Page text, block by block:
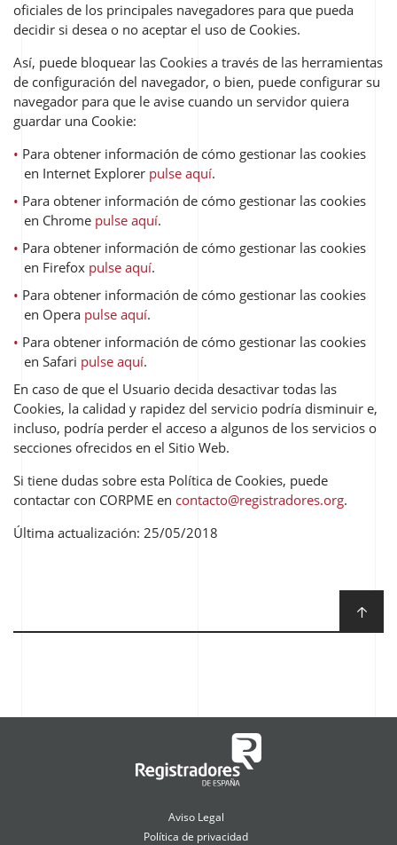
oficiales de los principales navegadores para que pueda
decidir si desea o no aceptar el uso de Cookies.
Así, puede bloquear las Cookies a través de las herramientas
de configuración del navegador, o bien, puede configurar su
navegador para que le avise cuando un servidor quiera
guardar una Cookie:
Para obtener información de cómo gestionar las cookies
en Internet Explorer pulse aquí.
Para obtener información de cómo gestionar las cookies
en Chrome pulse aquí.
Para obtener información de cómo gestionar las cookies
en Firefox pulse aquí.
Para obtener información de cómo gestionar las cookies
en Opera pulse aquí.
Para obtener información de cómo gestionar las cookies
en Safari pulse aquí.
En caso de que el Usuario decida desactivar todas las
Cookies, la calidad y rapidez del servicio podría disminuir e,
incluso, podría perder el acceso a algunos de los servicios o
secciones ofrecidos en el Sitio Web.
Si tiene dudas sobre esta Política de Cookies, puede
contactar con CORPME en contacto@registradores.org.
Última actualización: 25/05/2018
Aviso Legal
Política de privacidad